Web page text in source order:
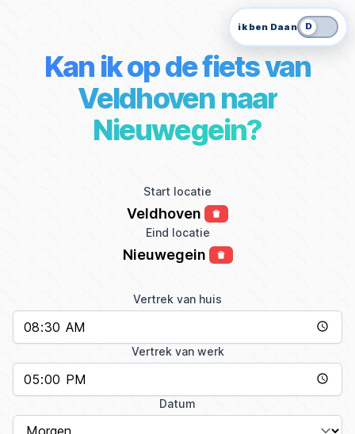
ik ben Daan D
Kan ik op de fiets van
Veldhoven naar
Nieuwegein?
Start locatie
Veldhoven
Eind locatie
Nieuwegein
Vertrek van huis
Vertrek van werk
Datum